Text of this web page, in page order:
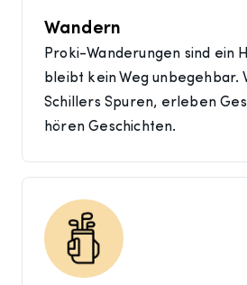
Wandern
Proki-Wanderungen sind ein
bleibt kein Weg unbegehbar.
Schillers Spuren, erleben
hören Geschichten.